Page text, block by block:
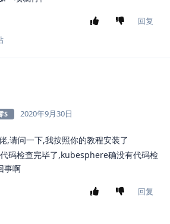
回复
S 2020年9月30日
,请问一下,我按照你的教程安装了
码检查完毕了,kubesphere确没有代码检
事啊
回复